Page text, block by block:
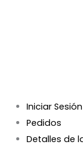
Iniciar
Pedidos
Detalles de